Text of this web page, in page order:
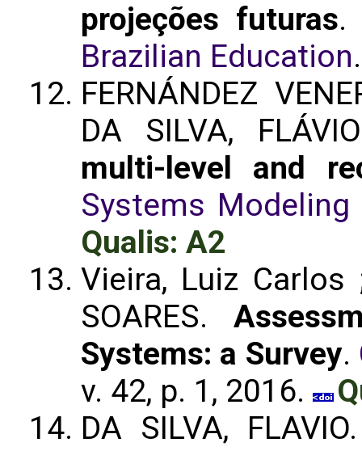
projeções futuras
Brazilian Education
FERNÁNDEZ
DA SILVA,
multi-level and
Systems Modeling
Qualis: A2
Vieira, Luiz Carlos
SOARES.
Systems: a Survey.
v. 42, p. 1, 2016.
DA SILVA,